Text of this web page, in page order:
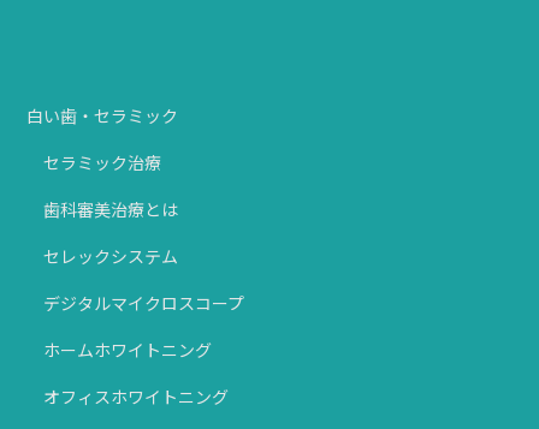
白い歯・セラミック
セラミック治療
歯科審美治療とは
セレックシステム
デジタルマイクロスコープ
ホームホワイトニング
オフィスホワイトニング